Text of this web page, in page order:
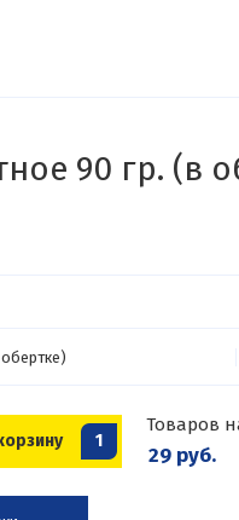
90 гр. (в
1
Товаров
29 руб.